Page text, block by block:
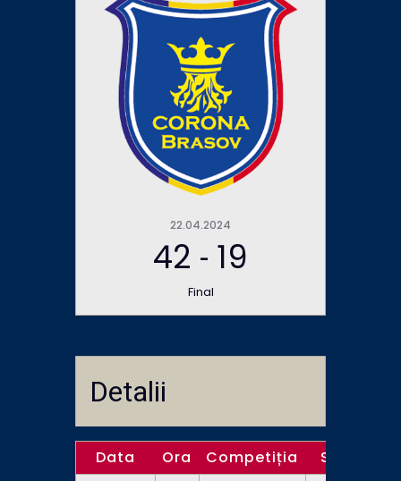
22.04.2024
42 - 19
Final
Detalii
Data Ora Competiția Sezon